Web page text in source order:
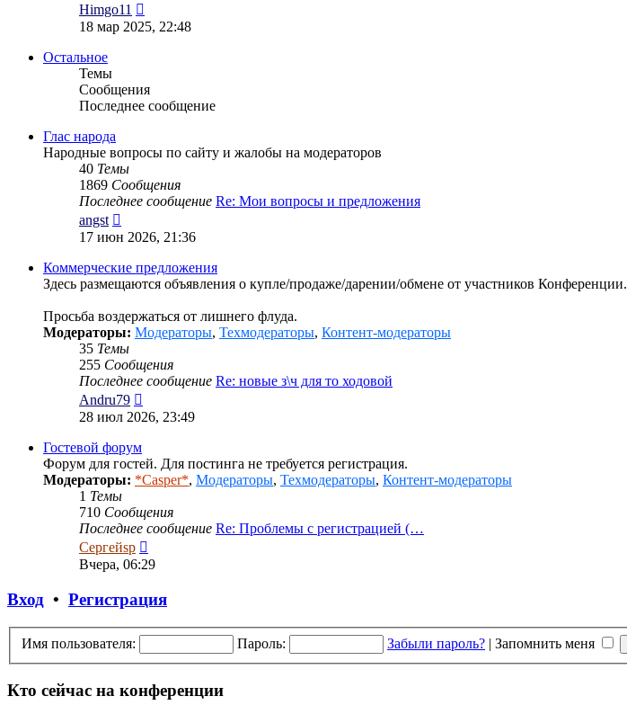
Himgo11
к
18 мар 2025, 22:48
Остальное
Темы
Сообщения
Последнее сообщение
Глас народа
Народные вопросы по сайту и жалобы на модераторов
40 Темы
1869 Сообщения
Последнее сообщение Re: Мои вопросы и предложения
angst
к
сообщению
17 июн 2026, 21:36
Коммерческие предложения
Здесь размещаются объявления о купле/продаже/дарении/обмене от участников Конференции.
Просьба воздержаться от лишнего флуда.
Модераторы: Модераторы, Техмодераторы, Контент-модераторы
35 Темы
255 Сообщения
Последнее сообщение Re: новые з\ч для то ходовой
Andru79
к
28 июл 2026, 23:49
Гостевой форум
Форум для гостей. Для постинга не требуется регистрация.
Модераторы: *Casper*, Модераторы, Техмодераторы, Контент-модераторы
1 Темы
710 Сообщения
Последнее сообщение Re: Проблемы с регистрацией (…
Сергейsp
к
Вчера, 06:29
Вход • Регистрация
Имя пользователя: Пароль: Забыли пароль? | Запомнить меня
Кто сейчас на конференции